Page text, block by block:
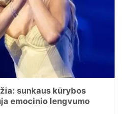
sunkaus kūrybos
emocinio lengvumo